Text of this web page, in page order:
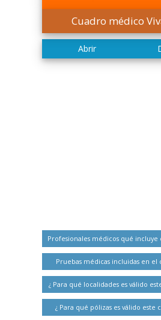
Cuadro médico
Profesionales médicos qué
Pruebas médicas incluidas en
¿ Para qué localidades es válido
¿ Para qué pólizas es válido este